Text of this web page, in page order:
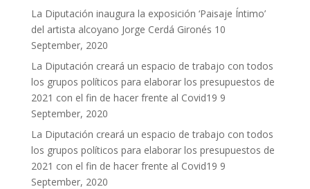
La Diputación inaugura la exposición ‘Paisaje Íntimo’
del artista alcoyano Jorge Cerdá Gironés 10
September, 2020
La Diputación creará un espacio de trabajo con todos
los grupos políticos para elaborar los presupuestos de
2021 con el fin de hacer frente al Covid19 9
September, 2020
La Diputación creará un espacio de trabajo con todos
los grupos políticos para elaborar los presupuestos de
2021 con el fin de hacer frente al Covid19 9
September, 2020